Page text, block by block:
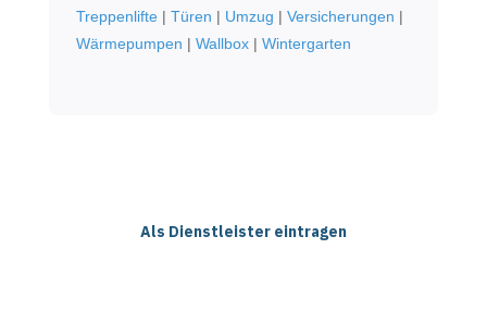
Treppenlifte| Türen | Umzug | Versicherungen |
Wärmepumpen | Wallbox| Wintergarten
Als Dienstleister eintragen